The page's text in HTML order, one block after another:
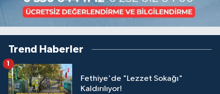
Trend Haberler
Fethiye'de "Lezzet Sokağı"
Kaldırılıyor!
1